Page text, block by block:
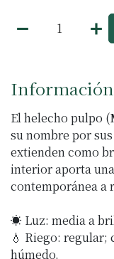
El helecho pulpo
su nombre por
extienden como
interior aporta
contemporánea a
☀️ Luz: media a
💧 Riego:
húmedo.